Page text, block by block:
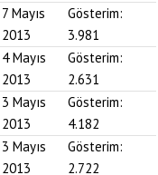
7 Mayıs
2013
Gösterim:
3.981
4 Mayıs
2013
Gösterim:
2.631
3 Mayıs
2013
Gösterim:
4.182
3 Mayıs
2013
Gösterim:
2.722